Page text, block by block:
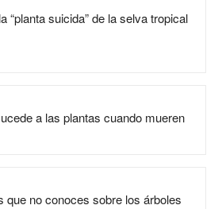
“planta suicida” de la selva tropical
a las plantas cuando mueren
que no conoces sobre los árboles